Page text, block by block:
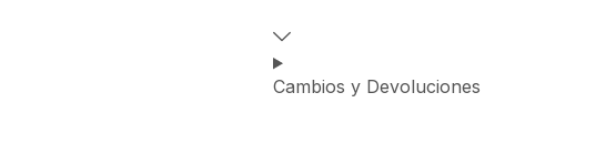
Cambios y Devoluciones